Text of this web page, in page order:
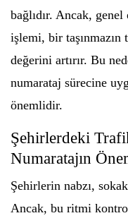
bağlıdır. Ancak,
işlemi, bir taşınmazın
değerini artırır. Bu
numarataj sürecine
önemlidir.
Şehirlerdeki
Numaratajın
Şehirlerin nabzı,
Ancak, bu ritmi